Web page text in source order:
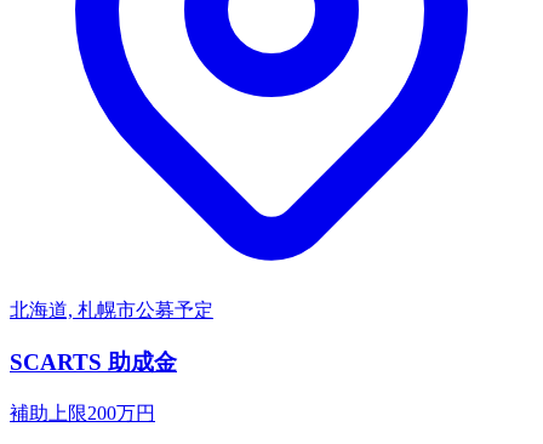
北海道, 札幌市公募予定
SCARTS 助成金
補助上限200万円